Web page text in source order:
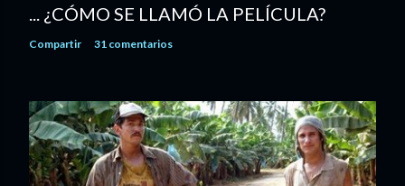
... ¿CÓMO SE LLAMÓ LA PELÍCULA?
Compartir 31 comentarios